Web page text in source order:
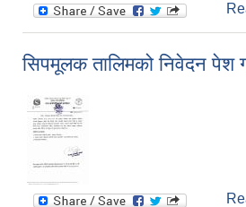
सिपमूलक तालिमको निवेदन पेश